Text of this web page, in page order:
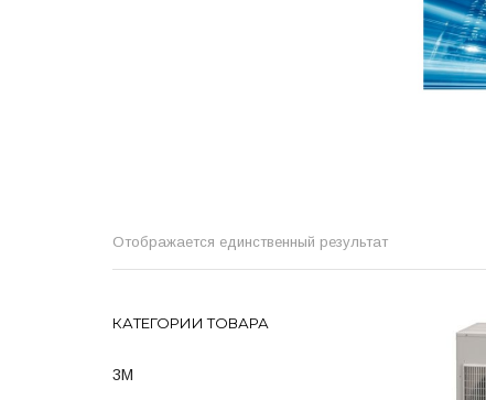
Отображается единственный результат
КАТЕГОРИИ ТОВАРА
3M